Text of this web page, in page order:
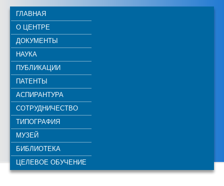
ГЛАВНАЯ
О ЦЕНТРЕ
ДОКУМЕНТЫ
НАУКА
ПУБЛИКАЦИИ
ПАТЕНТЫ
АСПИРАНТУРА
СОТРУДНИЧЕСТВО
ТИПОГРАФИЯ
МУЗЕЙ
БИБЛИОТЕКА
ЦЕЛЕВОЕ ОБУЧЕНИЕ